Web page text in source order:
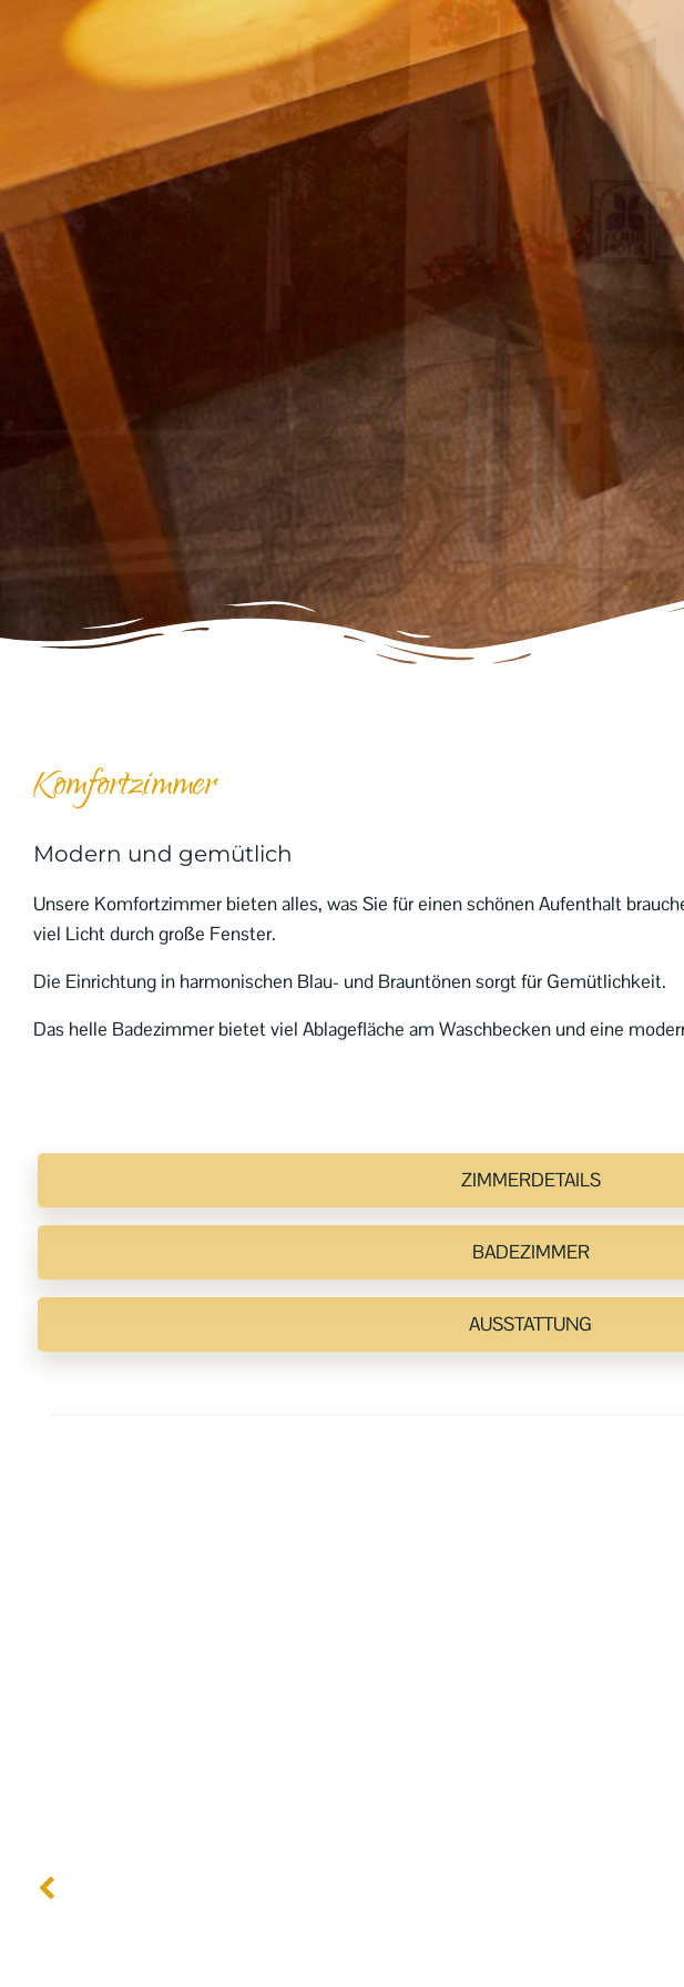
Komfortzimmer
Modern und gemütlich
Unsere Komfortzimmer bieten alles, was Sie für einen schönen Aufenthalt
viel Licht durch große Fenster.
Die Einrichtung in harmonischen Blau- und Brauntönen sorgt für Gemütlichkeit.
Das helle Badezimmer bietet viel Ablagefläche am Waschbecken und eine
ZIMMERDETAILS
BADEZIMMER
AUSSTATTUNG